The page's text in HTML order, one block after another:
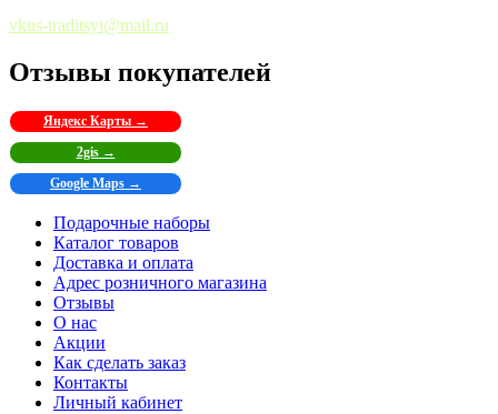
vkus-traditsyi@mail.ru
Отзывы покупателей
Яндекс Карты →
2gis →
Google Maps →
Подарочные наборы
Каталог товаров
Доставка и оплата
Адрес розничного магазина
Отзывы
О нас
Акции
Как сделать заказ
Контакты
Личный кабинет